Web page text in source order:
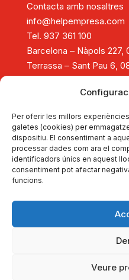
Per oferir les millors
galetes (cookies) per
dispositiu. El consentiment a
processar dades com ara el
identificadors únics en aquest
consentiment pot afectar
funcions.
Veure
Contacta amb nosaltres
info@helpempresa.com
Tel. 937 361 100
Barcelona – Nàpols 227,
Terrassa – Sant Pau 6,
Consolidació i
Tancament d'empreses
Formació
Actualitat
Autodiagnostica't
Dona't d'alta
Portal d'Experts
Copyright ©
Política